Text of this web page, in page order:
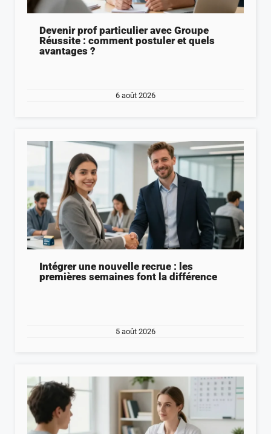
Devenir prof particulier avec Groupe
Réussite : comment postuler et quels
avantages ?
6 août 2026
Intégrer une nouvelle recrue : les
premières semaines font la différence
5 août 2026